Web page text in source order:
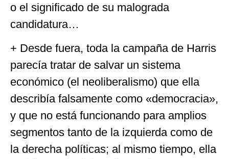
o el significado de su malograda
candidatura…
+ Desde fuera, toda la campaña de Harris
parecía tratar de salvar un sistema
económico (el neoliberalismo) que ella
describía falsamente como «democracia»,
y que no está funcionando para amplios
segmentos tanto de la izquierda como de
la derecha políticas; al mismo tiempo, ella